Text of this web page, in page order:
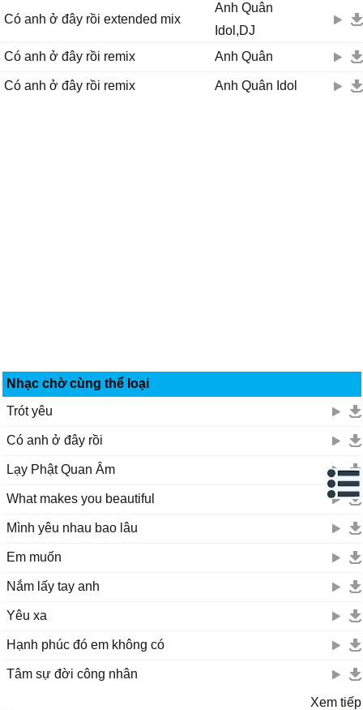
Có anh ở đây rồi extended mix
Anh Quân
Idol,DJ
Có anh ở đây rồi remix
Anh Quân
Có anh ở đây rồi remix Anh Quân Idol
Nhạc chờ cùng thể loại
Trót yêu
Có anh ở đây rồi
Lạy Phật Quan Âm
What makes you beautiful
Mình yêu nhau bao lâu
Em muốn
Nắm lấy tay anh
Yêu xa
Hạnh phúc đó em không có
Tâm sự đời công nhân
Xem tiếp